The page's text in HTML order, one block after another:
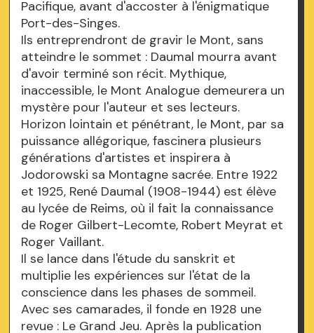
Pacifique, avant d'accoster à l'énigmatique
Port-des-Singes.
Ils entreprendront de gravir le Mont, sans
atteindre le sommet : Daumal mourra avant
d'avoir terminé son récit. Mythique,
inaccessible, le Mont Analogue demeurera un
mystère pour l'auteur et ses lecteurs.
Horizon lointain et pénétrant, le Mont, par sa
puissance allégorique, fascinera plusieurs
générations d'artistes et inspirera à
Jodorowski sa Montagne sacrée. Entre 1922
et 1925, René Daumal (1908-1944) est élève
au lycée de Reims, où il fait la connaissance
de Roger Gilbert-Lecomte, Robert Meyrat et
Roger Vaillant.
Il se lance dans l'étude du sanskrit et
multiplie les expériences sur l'état de la
conscience dans les phases de sommeil.
Avec ses camarades, il fonde en 1928 une
revue : Le Grand Jeu. Après la publication